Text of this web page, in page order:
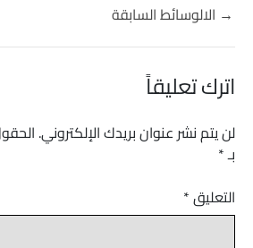
→ الالوسائط السابقة
اترك تعليقاً
لن يتم نشر عنوان بريدك الإلكتروني.
بـ*
التعليق*